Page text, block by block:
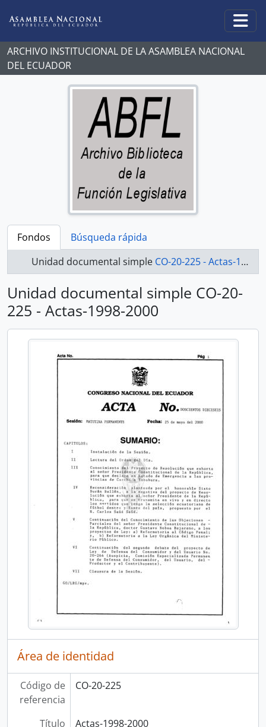
ARCHIVO INSTITUCIONAL DE LA ASAMBLEA NACIONAL
DEL ECUADOR
Fondos
Búsqueda rápida
Unidad documental simple CO-20-225 - Actas-1998-2000
Unidad documental simple CO-20-
225 - Actas-1998-2000
Área de identidad
Código de
referencia
CO-20-225
Título
Actas-1998-2000